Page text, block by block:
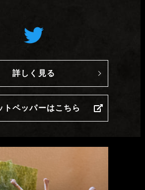
詳しく見る
トペッパーはこちら